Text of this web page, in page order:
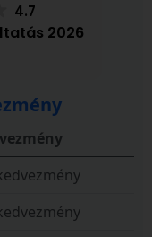
4.7
2026